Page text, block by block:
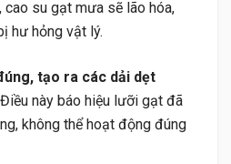
su gạt mưa sẽ lão hóa,
hư hỏng vật lý.
tạo ra các dải dẹt
Điều này báo hiệu lưỡi gạt đã
không thể hoạt động đúng